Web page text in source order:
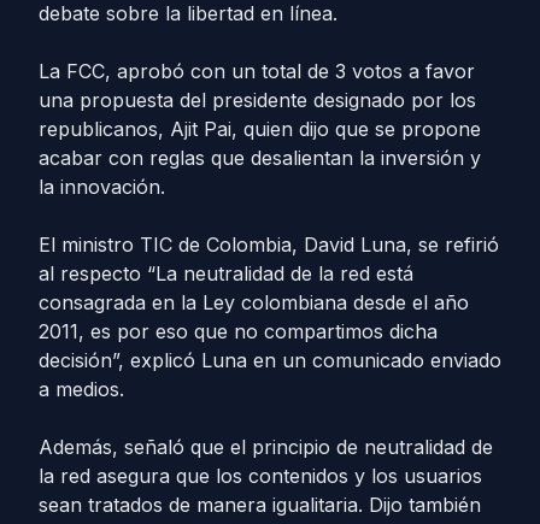
debate sobre la libertad en línea.
La FCC, aprobó con un total de 3 votos a favor
una propuesta del presidente designado por los
republicanos, Ajit Pai, quien dijo que se propone
acabar con reglas que desalientan la inversión y
la innovación.
El ministro TIC de Colombia, David Luna, se refirió
al respecto “La neutralidad de la red está
consagrada en la Ley colombiana desde el año
2011, es por eso que no compartimos dicha
decisión”, explicó Luna en un comunicado enviado
a medios.
Además, señaló que el principio de neutralidad de
la red asegura que los contenidos y los usuarios
sean tratados de manera igualitaria. Dijo también